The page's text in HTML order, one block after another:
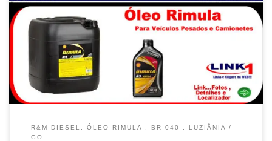
R&M Diesel , Caminhão Scania , Troca de Óleo Rimula , BR 040 ,
em Luziânia / GO Caminhão e Carreta Volvo , Troca de Óleo
Rimula e Filtros de Ar em Valparaíso de Goiás / GO Caminhão
Mercedes Benz , Troca de óleo Rimula e filtro de diesel em […]
R&M DIESEL, ÓLEO RIMULA , BR 040 , LUZIÂNIA /
GO